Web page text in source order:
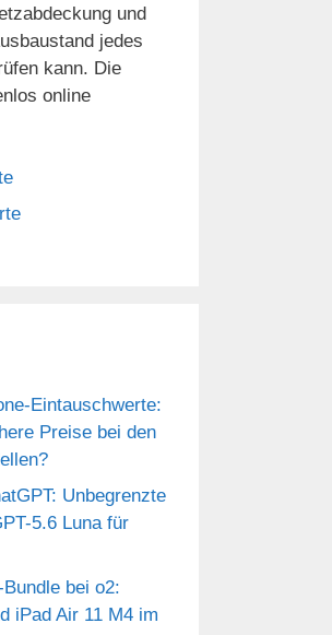
und
jedes
kann. Die
online
Eintauschwerte:
Preise bei den
Unbegrenzte
5.6 Luna für
bei o2:
iPad Air 11 M4 im